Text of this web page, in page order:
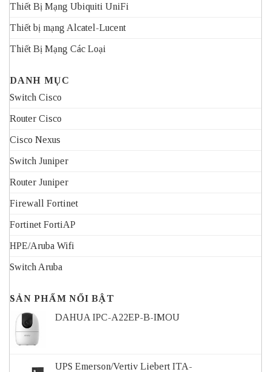
Thiết Bị Mạng Ubiquiti UniFi
Thiết bị mạng Alcatel-Lucent
Thiết Bị Mạng Các Loại
DANH MỤC
Switch Cisco
Router Cisco
Cisco Nexus
Switch Juniper
Router Juniper
Firewall Fortinet
Fortinet FortiAP
HPE/Aruba Wifi
Switch Aruba
SẢN PHẨM NỔI BẬT
DAHUA IPC-A22EP-B-IMOU
UPS Emerson/Vertiv Liebert ITA-